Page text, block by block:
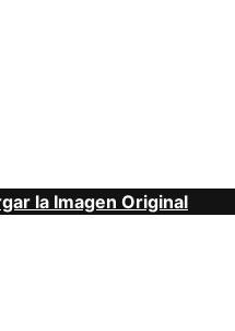
la Imagen Original